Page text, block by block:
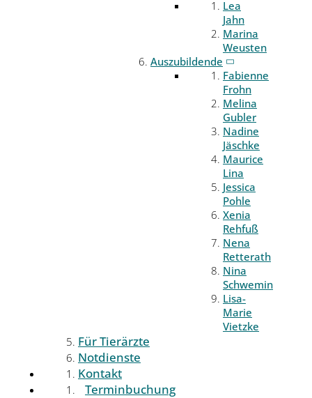
Lea
Jahn
Marina
Weusten
Auszubildende
Fabienne
Frohn
Melina
Gubler
Nadine
Jäschke
Maurice
Lina
Jessica
Pohle
Xenia
Rehfuß
Nena
Retterath
Nina
Schwemin
Lisa-
Marie
Vietzke
Für Tierärzte
Notdienste
Kontakt
Terminbuchung